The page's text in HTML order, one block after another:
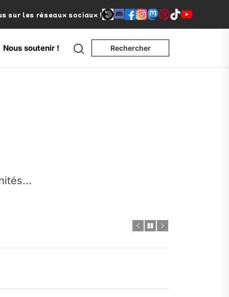
sur les réseaux sociaux !
Nous soutenir ! Search Rechercher